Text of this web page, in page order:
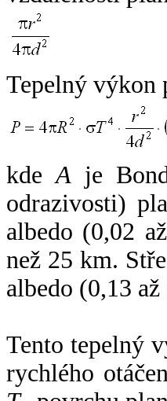
Tepelný výkon
kdeA je
odrazivosti)
albedo (0,02
než 25 km.
albedo (0,13
Tento tepelný
rychlého